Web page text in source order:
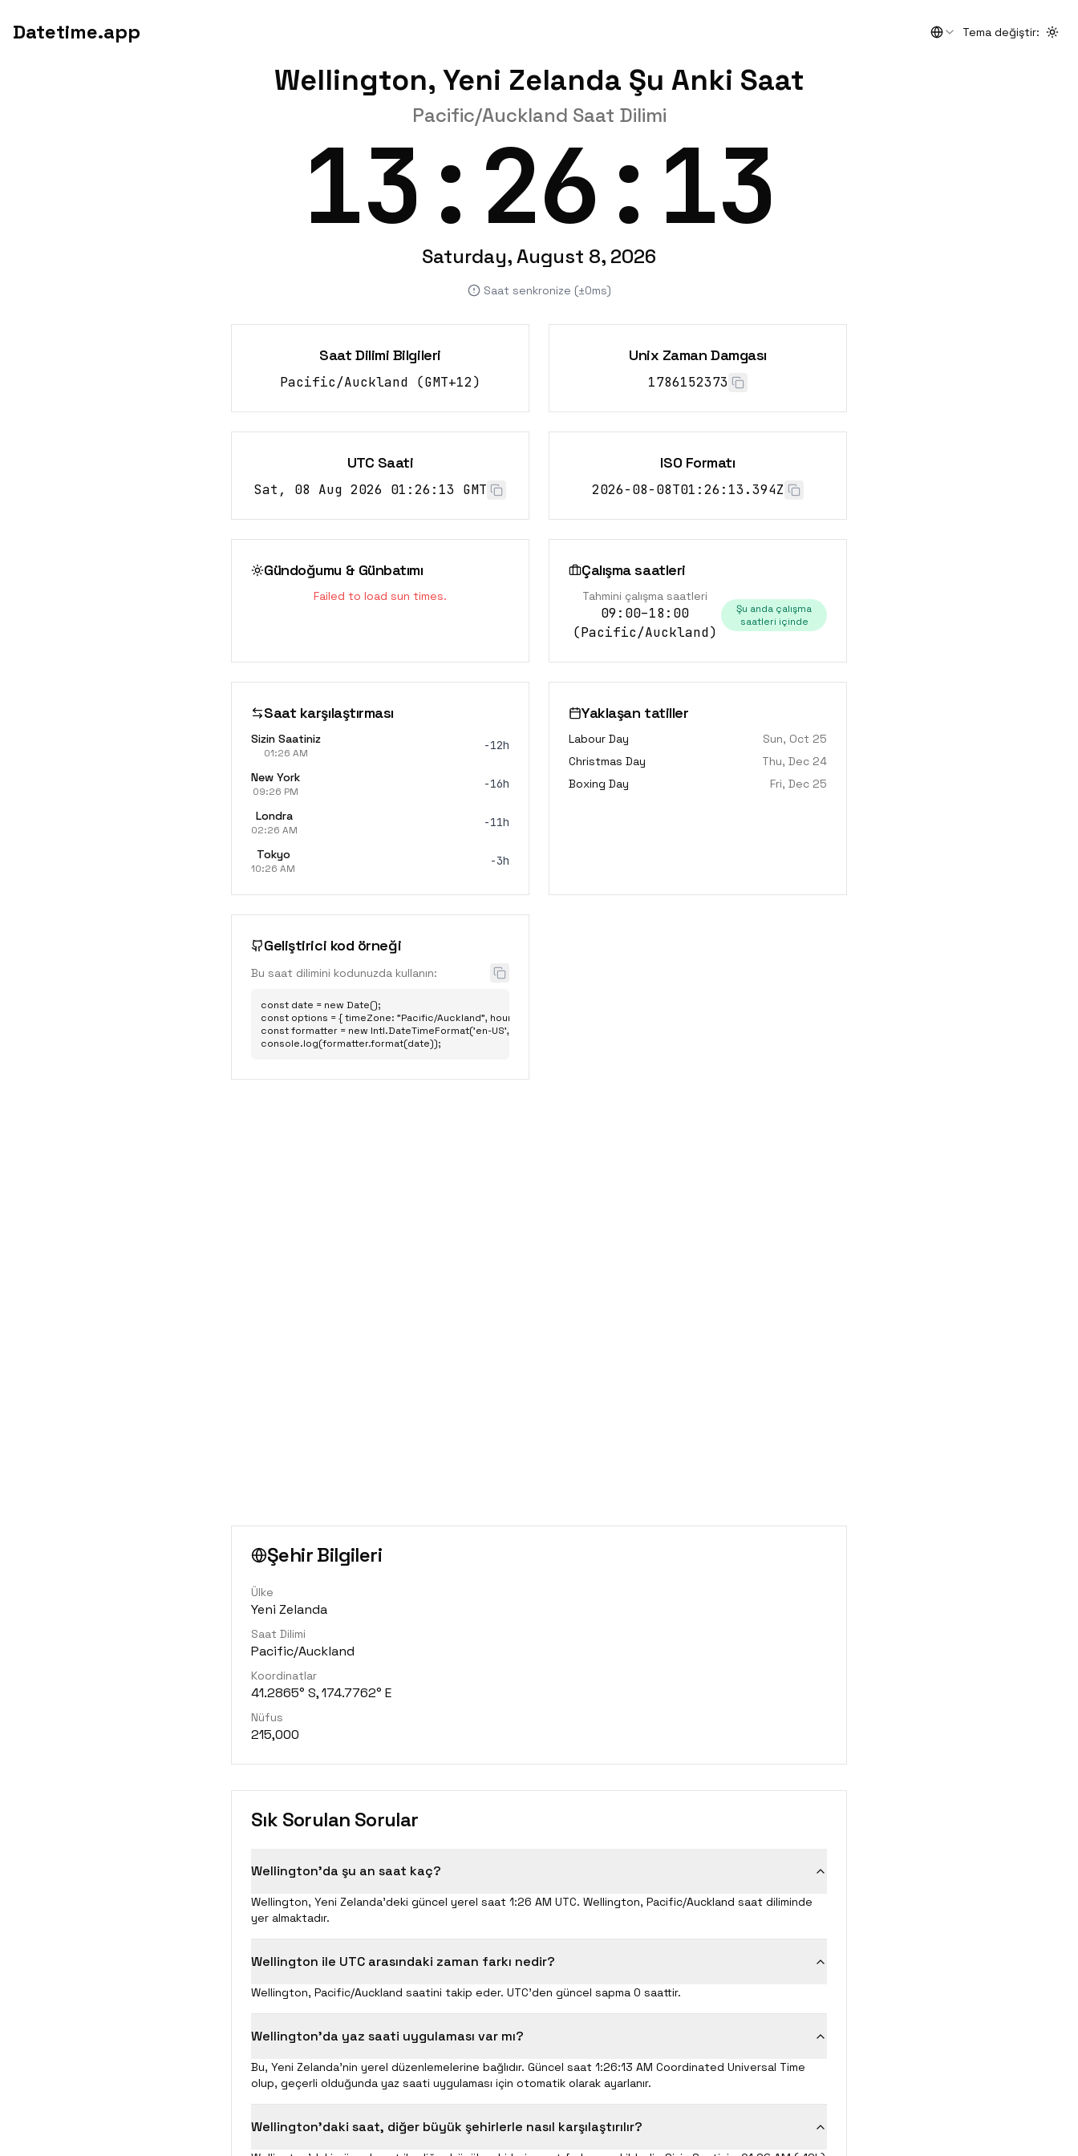
Datetime.app Tema değiştir:
Wellington, Yeni Zelanda Şu Anki Saat
Pacific/Auckland Saat Dilimi
13:26:13
Saturday, August 8, 2026
Saat senkronize (±0ms)
Saat Dilimi Bilgileri
Pacific/Auckland (GMT+12)
Unix Zaman Damgası
1786152373
UTC Saati
Sat, 08 Aug 2026 01:26:13 GMT
ISO Formatı
2026-08-08T01:26:13.394Z
Gündoğumu & Günbatımı
Failed to load sun times.
Çalışma saatleri
Tahmini çalışma saatleri
09:00–18:00
(Pacific/Auckland)
Şu anda çalışma
saatleri içinde
Saat karşılaştırması
Sizin Saatiniz
01:26 AM
-12h
New York
09:26 PM
-16h
Londra
02:26 AM
-11h
Tokyo
10:26 AM
-3h
Yaklaşan tatiller
Labour Day
Sun, Oct 25
Christmas Day
Thu, Dec 24
Boxing Day
Fri, Dec 25
Geliştirici kod örneği
Bu saat dilimini kodunuzda kullanın:
const date = new Date();
const options = { timeZone: "Pacific/Auckland", hour: "2-digit", minute: "2-digit" };
const formatter = new Intl.DateTimeFormat('en-US', options);
console.log(formatter.format(date));
Şehir Bilgileri
Ülke
Yeni Zelanda
Saat Dilimi
Pacific/Auckland
Koordinatlar
41.2865° S, 174.7762° E
Nüfus
215,000
Sık Sorulan Sorular
Wellington'da şu an saat kaç?
Wellington, Yeni Zelanda'deki güncel yerel saat 1:26 AM UTC. Wellington, Pacific/Auckland saat diliminde
yer almaktadır.
Wellington ile UTC arasındaki zaman farkı nedir?
Wellington, Pacific/Auckland saatini takip eder. UTC'den güncel sapma 0 saattir.
Wellington'da yaz saati uygulaması var mı?
Bu, Yeni Zelanda'nin yerel düzenlemelerine bağlıdır. Güncel saat 1:26:13 AM Coordinated Universal Time
olup, geçerli olduğunda yaz saati uygulaması için otomatik olarak ayarlanır.
Wellington'daki saat, diğer büyük şehirlerle nasıl karşılaştırılır?